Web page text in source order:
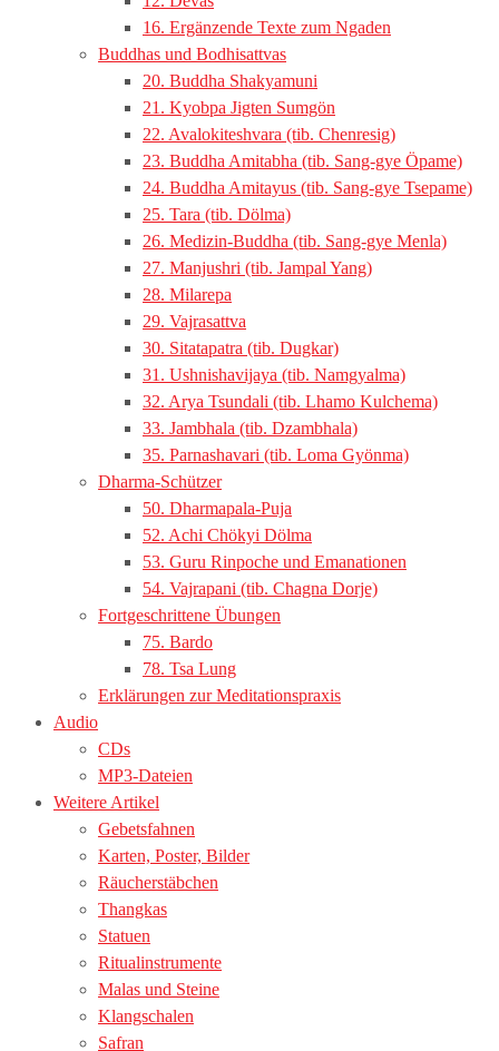
16. Ergänzende Texte zum Ngaden
Buddhas und Bodhisattvas
20. Buddha Shakyamuni
21. Kyobpa Jigten Sumgön
22. Avalokiteshvara (tib. Chenresig)
23. Buddha Amitabha (tib. Sang-gye Öpame)
24. Buddha Amitayus (tib. Sang-gye Tsepame)
25. Tara (tib. Dölma)
26. Medizin-Buddha (tib. Sang-gye Menla)
27. Manjushri (tib. Jampal Yang)
28. Milarepa
29. Vajrasattva
30. Sitatapatra (tib. Dugkar)
31. Ushnishavijaya (tib. Namgyalma)
32. Arya Tsundali (tib. Lhamo Kulchema)
33. Jambhala (tib. Dzambhala)
35. Parnashavari (tib. Loma Gyönma)
Dharma-Schützer
50. Dharmapala-Puja
52. Achi Chökyi Dölma
53. Guru Rinpoche und Emanationen
54. Vajrapani (tib. Chagna Dorje)
Fortgeschrittene Übungen
75. Bardo
78. Tsa Lung
Erklärungen zur Meditationspraxis
Audio
CDs
MP3-Dateien
Weitere Artikel
Gebetsfahnen
Karten, Poster, Bilder
Räucherstäbchen
Thangkas
Statuen
Ritualinstrumente
Malas und Steine
Klangschalen
Safran